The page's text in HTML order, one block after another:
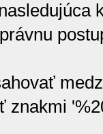
znakmi